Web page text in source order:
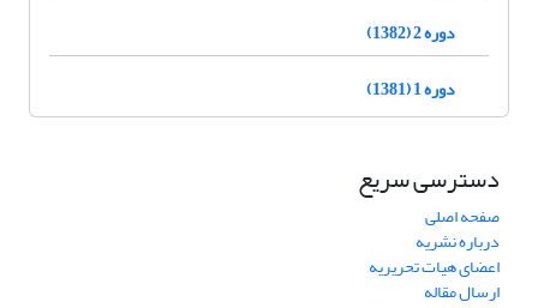
دوره 2 (1382)
دوره 1 (1381)
دسترسی سریع
صفحه اصلی
درباره نشریه
اعضای هیات تحریریه
ارسال مقاله